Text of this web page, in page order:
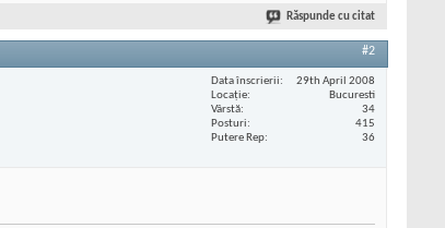
Răspunde cu citat
#2
Data înscrierii
29th April 2008
Locaţie
Bucuresti
Vârstă
34
Posturi
415
Putere Rep
36